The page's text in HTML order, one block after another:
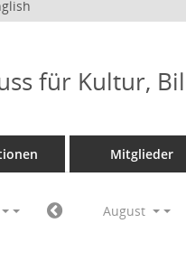
für Kultur,
Mitglieder
August